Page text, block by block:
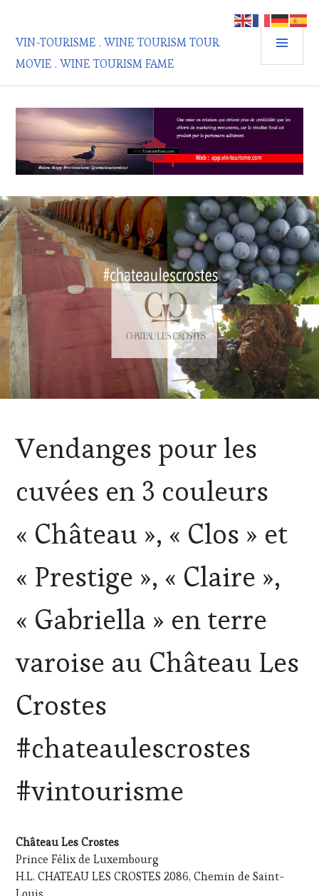
contenu
principal
VIN-TOURISME . WINE TOURISM TOUR
MOVIE . WINE TOURISM FAME
CLUB
TASTING
VOUCHER ,
GUEST ,
DOMAINE
ADHÉRENT,
VIN
EDITION
LES
DU
VIN
DE
LA
GASTRONOMIE
FRANÇAISE,
HOST,
GUEST ,
DÉGUSTATIONS,
WINE
TASTING,
MÉDIAS,
Vendanges pour les
cuvées en 3 couleurs
« Château », « Clos » et
« Prestige », « Claire »,
« Gabriella » en terre
varoise au Château Les
Crostes
#chateaulescrostes
#vintourisme
Château Les Crostes
Prince Félix de Luxembourg
H.L. CHATEAU LES CROSTES 2086, Chemin de Saint-